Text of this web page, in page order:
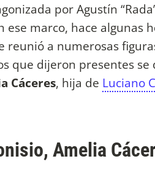
por Agustín
ese marco, hace algunas
reunió a numerosas
que dijeron presentes se
Cáceres, hija de Luciano
Amelia